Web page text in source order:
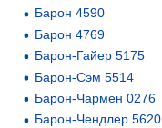
Барон 4590
Барон 4769
Барон-Гайер 5175
Барон-Сэм 5514
Барон-Чармен 0276
Барон-Чендлер 5620